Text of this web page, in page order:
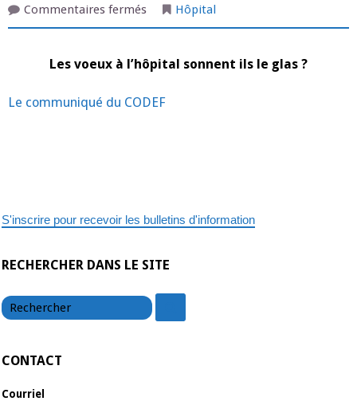
Commentaires ferméssur
Montceau
les
Les
voeux
l’hôpital
sonnent
Hôpital
Les voeux à l’hôpital sonnent ils le glas ?
Le communiqué du CODEF
S'inscrire pour recevoir les bulletins d'information
RECHERCHER DANS LE SITE
CONTACT
Courriel